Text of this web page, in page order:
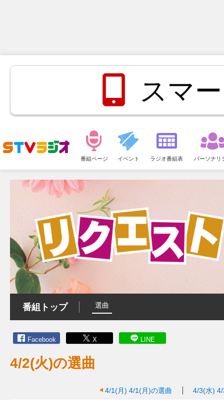
スマ
ュ
ー
番組ページ イベント ラジオ番組表 パーソナリ
番組トップ 選曲
Facebook X LINE
4/2(火)の選曲
4/1(月) 4/1(月)の選曲 4/3(水)